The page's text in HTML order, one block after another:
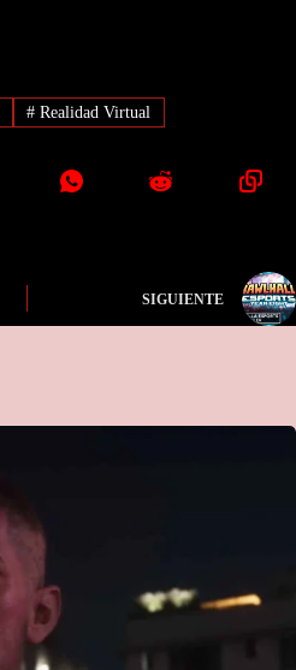
# Realidad Virtual
SIGUIENTE